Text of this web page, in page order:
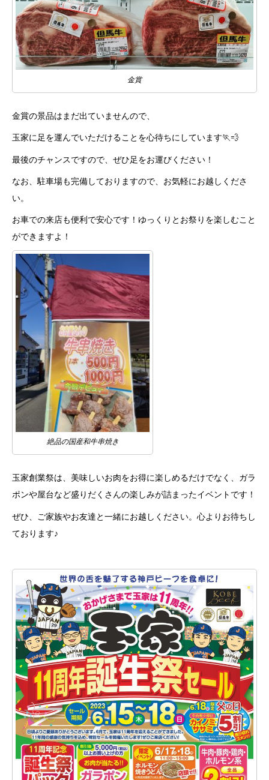
金賞
金賞の景品はまだ出ていませんので、
玉家に足を運んでいただけることを心待ちにしています🏃💨
最後のチャンスですので、ぜひ足をお運びください！
なお、駐車場も完備しておりますので、お気軽にお越しくださ
い。
お車での来店も便利で安心です！ゆっくりとお祭りを楽しむこと
ができますよ！
絶品の国産和牛串焼き
玉家創業祭は、美味しいお肉をお得に楽しめるだけでなく、ガラ
ポンや屋台など盛りだくさんの楽しみが詰まったイベントです！
ぜひ、ご家族やお友達と一緒にお越しください。心よりお待ちし
ております♪